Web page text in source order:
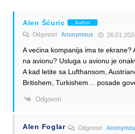
Alen Šćuric Author
Odgovori Anonymous
A većina kompanija ima te ekrane?
na avionu? Usluga u avionu je
A kad letite sa Lufthansom,
Britishem, Turkishem… posade
Odgovori
Alen Foglar Odgovori